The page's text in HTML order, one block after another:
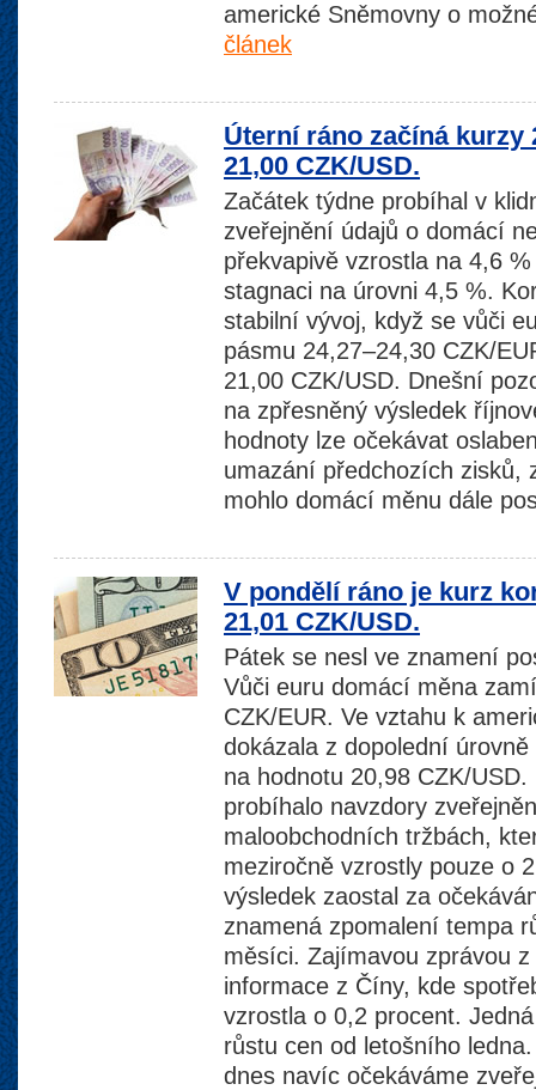
americké Sněmovny o
článek
Úterní ráno začíná kurzy
21,00 CZK/USD.
Začátek týdne probíhal v
zveřejnění údajů o domácí
překvapivě vzrostla na 4,6
stagnaci na úrovni 4,5 %.
stabilní vývoj, když se vůči
pásmu 24,27–24,30 CZK/
21,00 CZK/USD. Dnešní
na zpřesněný výsledek
hodnoty lze očekávat
umazání předchozích zisků,
mohlo domácí měnu dále
V pondělí ráno je kurz
21,01 CZK/USD.
Pátek se nesl ve znamení
Vůči euru domácí měna
CZK/EUR. Ve vztahu k
dokázala z dopolední
na hodnotu 20,98 CZK/
probíhalo navzdory
maloobchodních tržbách,
meziročně vzrostly pouze o
výsledek zaostal za
znamená zpomalení tempa
měsíci. Zajímavou zprávou
informace z Číny, kde
vzrostla o 0,2 procent.
růstu cen od letošního
dnes navíc očekáváme